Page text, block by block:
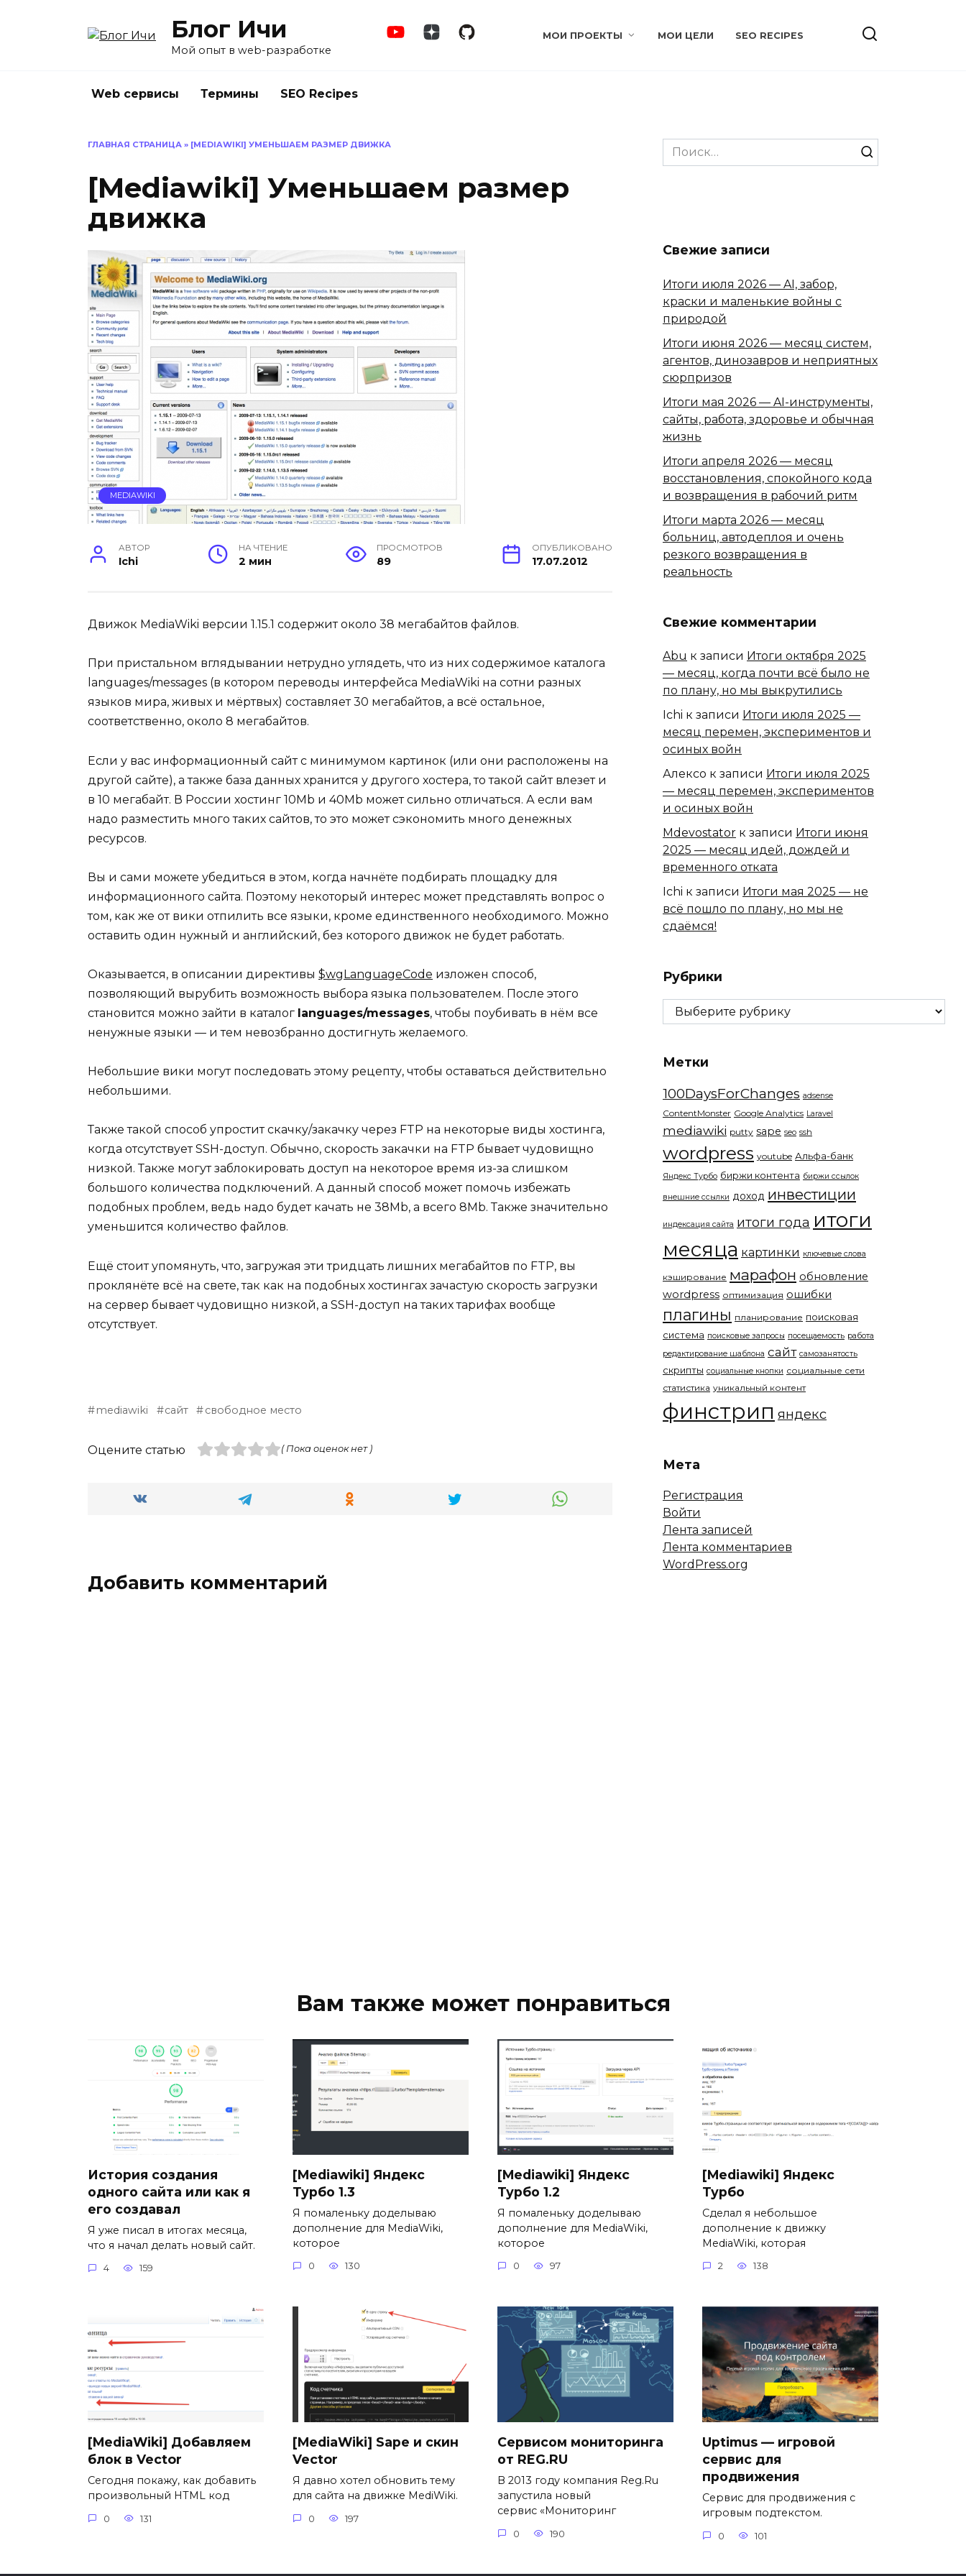
Блог Ичи
Мой опыт в web-разработке
МОИ ПРОЕКТЫ МОИ ЦЕЛИ SEO RECIPES
Web сервисы Термины SEO Recipes
ГЛАВНАЯ СТРАНИЦА » [MEDIAWIKI] УМЕНЬШАЕМ РАЗМЕР ДВИЖКА
[Mediawiki] Уменьшаем размер
движка
MEDIAWIKI
АВТОР
Ichi
НА ЧТЕНИЕ
2 мин
ПРОСМОТРОВ
89
ОПУБЛИКОВАНО
17.07.2012
Движок MediaWiki версии 1.15.1 содержит около 38 мегабайтов файлов.
При пристальном вглядывании нетрудно углядеть, что из них содержимое каталога
languages/messages (в котором переводы интерфейса MediaWiki на сотни разных
языков мира, живых и мёртвых) составляет 30 мегабайтов, а всё остальное,
соответственно, около 8 мегабайтов.
Если у вас информационный сайт с минимумом картинок (или они расположены на
другой сайте), а также база данных хранится у другого хостера, то такой сайт влезет и
в 10 мегабайт. В России хостинг 10Mb и 40Mb может сильно отличаться. А если вам
надо разместить много таких сайтов, то это может сэкономить много денежных
ресурсов.
Вы и сами можете убедиться в этом, когда начнёте подбирать площадку для
информационного сайта. Поэтому некоторый интерес может представлять вопрос о
том, как же от вики отпилить все языки, кроме единственного необходимого. Можно
оставить один нужный и английский, без которого движок не будет работать.
Оказывается, в описании директивы $wgLanguageCode изложен способ,
позволяющий вырубить возможность выбора языка пользователем. После этого
становится можно зайти в каталог languages/messages, чтобы поубивать в нём все
ненужные языки — и тем невозбранно достигнуть желаемого.
Небольшие вики могут последовать этому рецепту, чтобы оставаться действительно
небольшими.
Также такой способ упростит скачку/закачку через FTP на некоторые виды хостинга,
когда отсутствует SSH-доступ. Обычно, скорость закачки на FTP бывает чудовищно
низкой. Также могут заблокировать доступ на некоторое время из-за слишком
большого количества подключений. А данный способ может помочь избежать
подобных проблем, ведь надо будет качать не 38Mb, а всего 8Mb. Также значительно
уменьшится количество файлов.
Ещё стоит упомянуть, что, загружая эти тридцать лишних мегабайтов по FTP, вы
проклянёте всё на свете, так как на подобных хостингах зачастую скорость загрузки
на сервер бывает чудовищно низкой, а SSH-доступ на таких тарифах вообще
отсутствует.
mediawiki сайт свободное место
Оцените статью ( Пока оценок нет )
Добавить комментарий
Search
for:
Свежие записи
Итоги июля 2026 — AI, забор,
краски и маленькие войны с
природой
Итоги июня 2026 — месяц систем,
агентов, динозавров и неприятных
сюрпризов
Итоги мая 2026 — AI-инструменты,
сайты, работа, здоровье и обычная
жизнь
Итоги апреля 2026 — месяц
восстановления, спокойного кода
и возвращения в рабочий ритм
Итоги марта 2026 — месяц
больниц, автодеплоя и очень
резкого возвращения в
реальность
Свежие комментарии
Abu к записи Итоги октября 2025
— месяц, когда почти всё было не
по плану, но мы выкрутились
Ichi к записи Итоги июля 2025 —
месяц перемен, экспериментов и
осиных войн
Алексо к записи Итоги июля 2025
— месяц перемен, экспериментов
и осиных войн
Mdevostator к записи Итоги июня
2025 — месяц идей, дождей и
временного отката
Ichi к записи Итоги мая 2025 — не
всё пошло по плану, но мы не
сдаёмся!
Рубрики
Рубрики
Метки
100DaysForChanges adsense
ContentMonster Google Analytics Laravel
mediawiki putty sape seo ssh
wordpress youtube Альфа-банк
Яндекс Турбо биржи контента биржи ссылок
внешние ссылки доход инвестиции
индексация сайта итоги года итоги
месяца картинки ключевые слова
кэширование марафон обновление
wordpress оптимизация ошибки
плагины планирование поисковая
система поисковые запросы посещаемость работа
редактирование шаблона сайт самозанятость
скрипты социальные кнопки социальные сети
статистика уникальный контент
финстрип яндекс
Мета
Регистрация
Войти
Лента записей
Лента комментариев
WordPress.org
Вам также может понравиться
История создания
одного сайта или как я
его создавал
Я уже писал в итогах месяца,
что я начал делать новый сайт.
4 159
[Mediawiki] Яндекс
Турбо 1.3
Я помаленьку доделываю
дополнение для MediaWiki,
которое
0 130
[Mediawiki] Яндекс
Турбо 1.2
Я помаленьку доделываю
дополнение для MediaWiki,
которое
0 97
[Mediawiki] Яндекс
Турбо
Сделал я небольшое
дополнение к движку
MediaWiki, которая
2 138
[MediaWiki] Добавляем
блок в Vector
Сегодня покажу, как добавить
произвольный HTML код
0 131
[MediaWiki] Sape и скин
Vector
Я давно хотел обновить тему
для сайта на движке MediWiki.
0 197
Сервисом мониторинга
от REG.RU
В 2013 году компания Reg.Ru
запустила новый
сервис «Мониторинг
0 190
Uptimus — игровой
сервис для
продвижения
Сервис для продвижения с
игровым подтекстом.
0 101